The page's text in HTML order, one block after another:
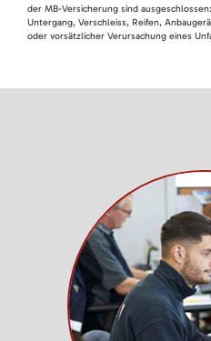
der MB-Versicherung sind
Untergang, Verschleiss, Reifen,
oder vorsätzlicher Verursachung eines